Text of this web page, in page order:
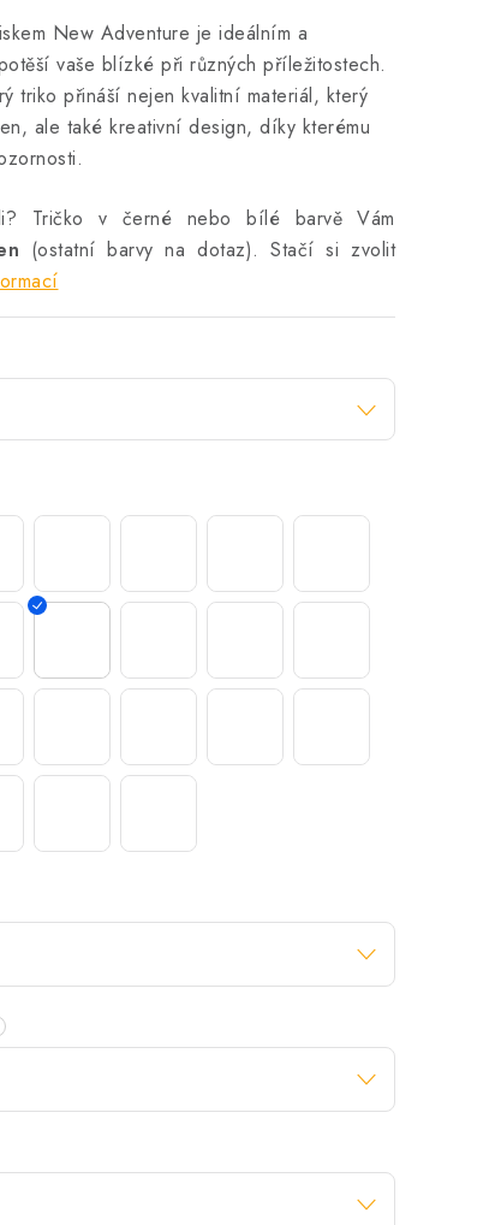
New Adventure je ideálním a
vaše blízké při různých příležitostech.
triko přináší nejen kvalitní materiál, který
ale také kreativní design, díky kterému
Tričko v černé nebo bílé barvě Vám
(ostatní barvy na dotaz). Stačí si zvolit